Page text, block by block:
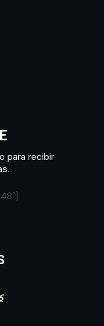
para recibir